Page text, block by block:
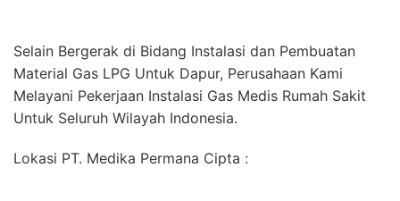
Selain Bergerak di Bidang Instalasi dan Pembuatan
Material Gas LPG Untuk Dapur, Perusahaan Kami
Melayani Pekerjaan Instalasi Gas Medis Rumah Sakit
Untuk Seluruh Wilayah Indonesia.
Lokasi PT. Medika Permana Cipta :